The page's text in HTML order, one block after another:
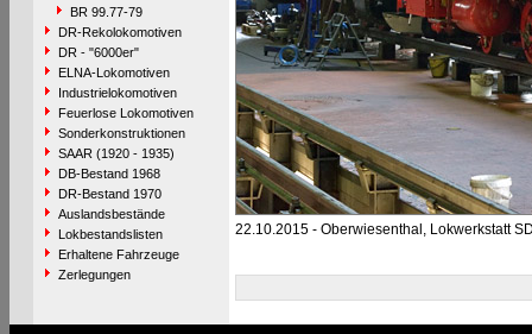
BR 99.77-79
DR-Rekolokomotiven
DR - "6000er"
ELNA-Lokomotiven
Industrielokomotiven
Feuerlose Lokomotiven
Sonderkonstruktionen
SAAR (1920 - 1935)
DB-Bestand 1968
DR-Bestand 1970
Auslandsbestände
Lokbestandslisten
Erhaltene Fahrzeuge
Zerlegungen
22.10.2015 - Oberwiesenthal, Lokwerkstatt